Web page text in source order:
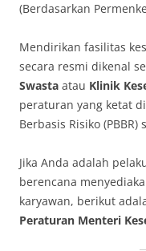
(Berdasarkan
Mendirikan fasilitas
secara resmi dikenal
Swasta atau Klinik
peraturan yang ketat
Berbasis Risiko
Jika Anda adalah
berencana
karyawan, berikut
Peraturan Menteri